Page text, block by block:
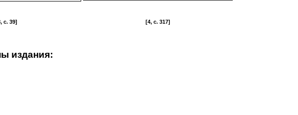
c. 39] [4, c. 317]
издания: